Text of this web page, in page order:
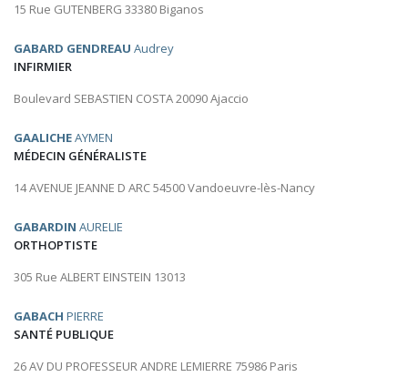
15 Rue GUTENBERG 33380 Biganos
GABARD GENDREAU Audrey
INFIRMIER
Boulevard SEBASTIEN COSTA 20090 Ajaccio
GAALICHEAYMEN
MÉDECIN GÉNÉRALISTE
14 AVENUE JEANNE D ARC 54500 Vandoeuvre-lès-Nancy
GABARDIN AURELIE
ORTHOPTISTE
305 Rue ALBERT EINSTEIN 13013
GABACH PIERRE
SANTÉ PUBLIQUE
26 AV DU PROFESSEUR ANDRE LEMIERRE 75986 Paris